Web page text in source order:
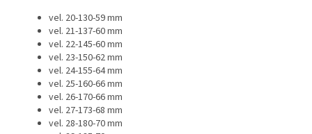
vel. 20-130-59 mm
vel. 21-137-60 mm
vel. 22-145-60 mm
vel. 23-150-62 mm
vel. 24-155-64 mm
vel. 25-160-66 mm
vel. 26-170-66 mm
vel. 27-173-68 mm
vel. 28-180-70 mm